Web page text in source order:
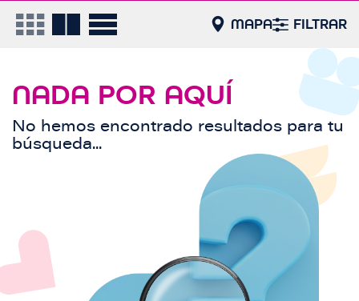
MAPA FILTRAR
NADA POR AQUÍ
No hemos encontrado resultados para tu
búsqueda...